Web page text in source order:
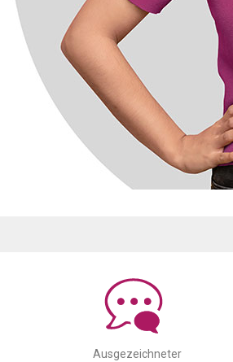
Ausgezeichneter